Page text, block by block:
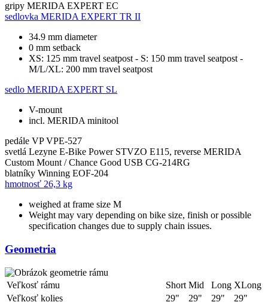
gripy MERIDA EXPERT EC
sedlovka MERIDA EXPERT TR II
34.9 mm diameter
0 mm setback
XS: 125 mm travel seatpost - S: 150 mm travel seatpost -
M/L/XL: 200 mm travel seatpost
sedlo MERIDA EXPERT SL
V-mount
incl. MERIDA minitool
pedále VP VPE-527
svetlá Lezyne E-Bike Power STVZO E115, reverse MERIDA
Custom Mount / Chance Good USB CG-214RG
blatníky Winning EOF-204
hmotnosť 26,3 kg
weighed at frame size M
Weight may vary depending on bike size, finish or possible
specification changes due to supply chain issues.
Geometria
Veľkosť rámu Short Mid Long XLong
Veľkosť kolies
29" 29" 29"
29"